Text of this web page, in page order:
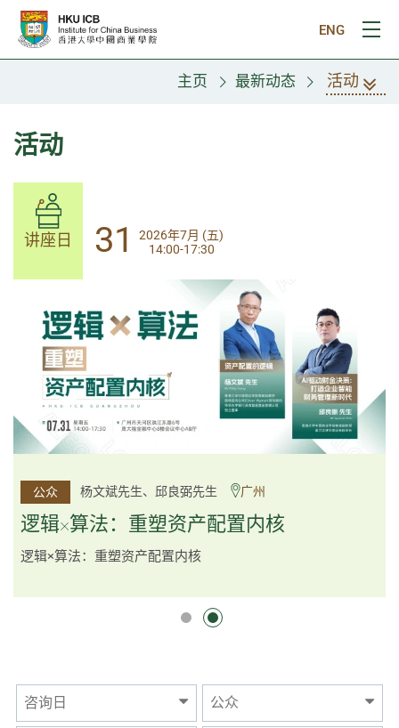
跳往主要内容
ENG
打
主页 最新动态 活动
活动
讲座日 14
2026年8月 (五)
13:30-17:00
公众
李邱敬贤女士 Ms Rosemarie Yau、潘天佑博士 Dr Tim
Pan、李国平先生 Mr Guoping Li
深圳
讲座日 31
2026年7月 (五)
14:00-17:30
公众 杨文斌先生、邱良弼先生 广州
逻辑×算法：重塑资产配置内核
逻辑×算法：重塑资产配置内核
咨询日 公众